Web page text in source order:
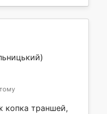
копка траншей,